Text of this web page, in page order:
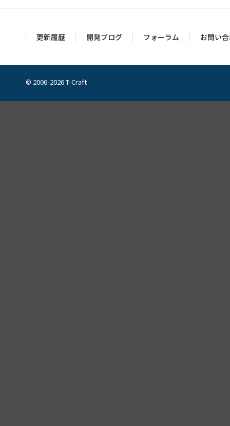
更新履歴 開発ブログ フォーラム お問い
© 2006-2026 T-Craft